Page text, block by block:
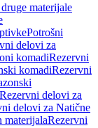
materijale
Potrošni
delovi za
komadiRezervni
komadiRezervni
Rezervni delovi za
delovi za Natične
materijalaRezervni